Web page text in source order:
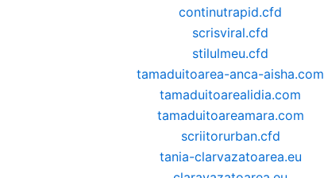
continutrapid.cfd
scrisviral.cfd
stilulmeu.cfd
tamaduitoarea-anca-aisha.com
tamaduitoarealidia.com
tamaduitoareamara.com
scriitorurban.cfd
tania-clarvazatoarea.eu